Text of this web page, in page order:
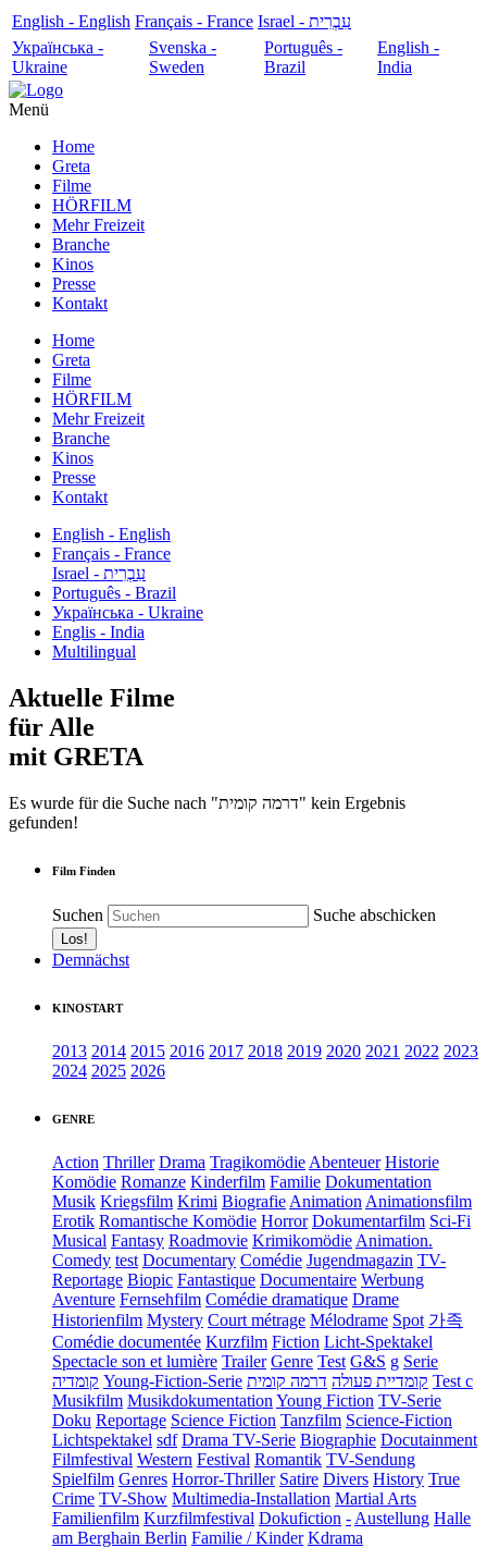
English - English Français - France
עִבְרִית - Israel
Українська -
Ukraine
Svenska -
Sweden
Português -
Brazil
English -
India
Menü
Home
Greta
Filme
HÖRFILM
Mehr Freizeit
Branche
Kinos
Presse
Kontakt
Home
Greta
Filme
HÖRFILM
Mehr Freizeit
Branche
Kinos
Presse
Kontakt
English - English
Français - France
עִבְרִית - Israel
Português - Brazil
Українська - Ukraine
Englis - India
Multilingual
Aktuelle Filme
für Alle
mit GRETA
Es wurde für die Suche nach "דרמה קומית" kein Ergebnis
gefunden!
Film Finden
Suchen Suche abschicken
Demnächst
KINOSTART
2013 2014 2015 2016 2017 2018 2019 2020 2021 2022 2023
2024 2025 2026
GENRE
Action Thriller Drama Tragikomödie Abenteuer Historie
Komödie Romanze Kinderfilm Familie Dokumentation
Musik Kriegsfilm Krimi Biografie Animation Animationsfilm
Erotik Romantische Komödie Horror Dokumentarfilm Sci-Fi
Musical Fantasy Roadmovie Krimikomödie Animation.
Comedy test Documentary Comédie Jugendmagazin TV-
Reportage Biopic Fantastique Documentaire Werbung
Aventure Fernsehfilm Comédie dramatique Drame
Historienfilm Mystery Court métrage Mélodrame Spot 가족
Comédie documentée Kurzfilm Fiction Licht-Spektakel
Spectacle son et lumière Trailer Genre Test G&S g Serie
קומדיה Young-Fiction-Serie קומדיית פעולה דרמה קומית
Test c
Musikfilm Musikdokumentation Young Fiction TV-Serie
Doku Reportage Science Fiction Tanzfilm Science-Fiction
Lichtspektakel sdf Drama TV-Serie Biographie Docutainment
Filmfestival Western Festival Romantik TV-Sendung
Spielfilm Genres Horror-Thriller Satire Divers History True
Crime TV-Show Multimedia-Installation Martial Arts
Familienfilm Kurzfilmfestival Dokufiction - Austellung Halle
am Berghain Berlin Familie / Kinder Kdrama